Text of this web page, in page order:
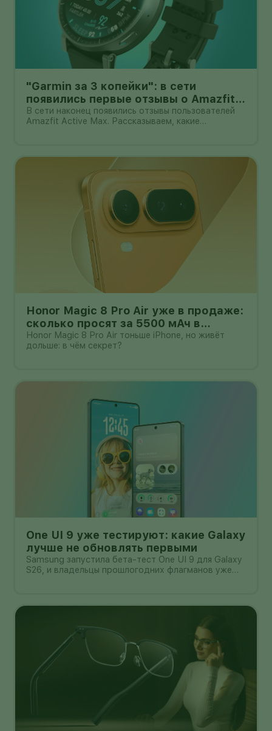
"Garmin за 3 копейки": в сети
появились первые отзывы о Amazfit
Active Max с оффлайн-картами
В сети наконец появились отзывы пользователей
Amazfit Active Max. Рассказываем, какие
Honor Magic 8 Pro Air уже в продаже:
сколько просят за 5500 мАч в
корпусе толщиной всего 6,1 мм?
Honor Magic 8 Pro Air тоньше iPhone, но живёт
дольше: в чём секрет?
One UI 9 уже тестируют: какие Galaxy
лучше не обновлять первыми
Samsung запустила бета-тест One UI 9 для Galaxy
S26, и владельцы прошлогодних флагманов уже